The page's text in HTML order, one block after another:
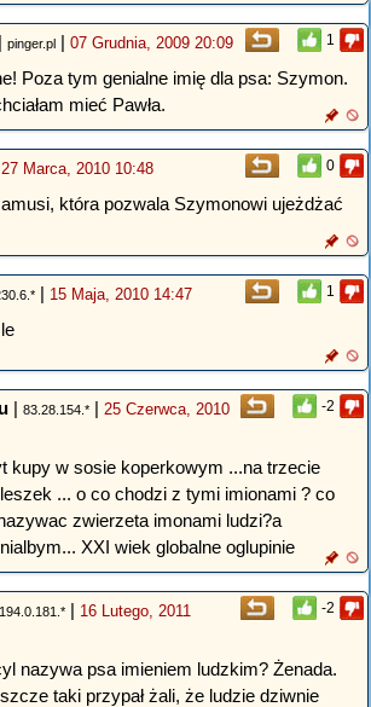
1
pinger.pl | 07 Grudnia, 2009 20:09
Poza tym genialne imię dla psa: Szymon.
mieć Pawła.
0
27 Marca, 2010 10:48
która pozwala Szymonowi ujeżdżać
1
| 15 Maja, 2010 14:47
-2
| 83.28.154.* | 25 Czerwca, 2010
kupy w sosie koperkowym ...na trzecie
... o co chodzi z tymi imionami ? co
zwierzeta imonami ludzi?a
XXI wiek globalne oglupinie
-2
194.0.181.* | 16 Lutego, 2011
nazywa psa imieniem ludzkim? Żenada.
taki przypał żali, że ludzie dziwnie